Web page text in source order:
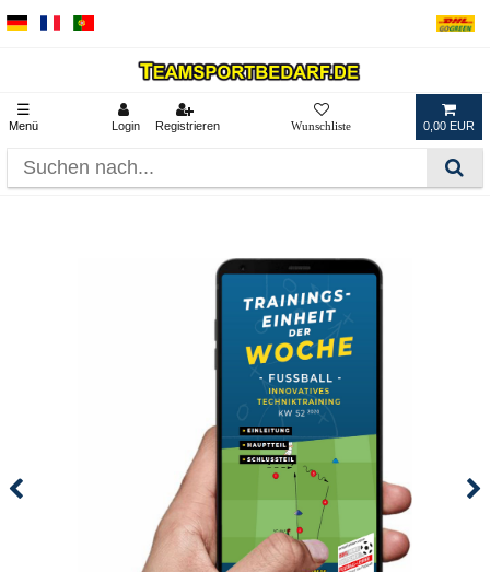
☰
Menü Login Registrieren 0,00 EUR